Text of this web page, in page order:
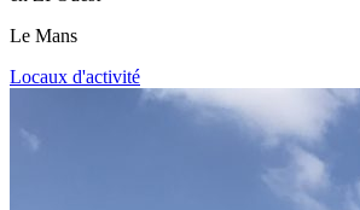
Le Mans
Locaux d'activité